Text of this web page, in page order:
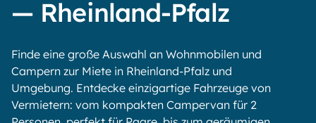
— Rheinland-Pfalz
Finde eine große Auswahl an Wohnmobilen und
Campern zur Miete in Rheinland-Pfalz und
Umgebung. Entdecke einzigartige Fahrzeuge von
Vermietern: vom kompakten Campervan für 2